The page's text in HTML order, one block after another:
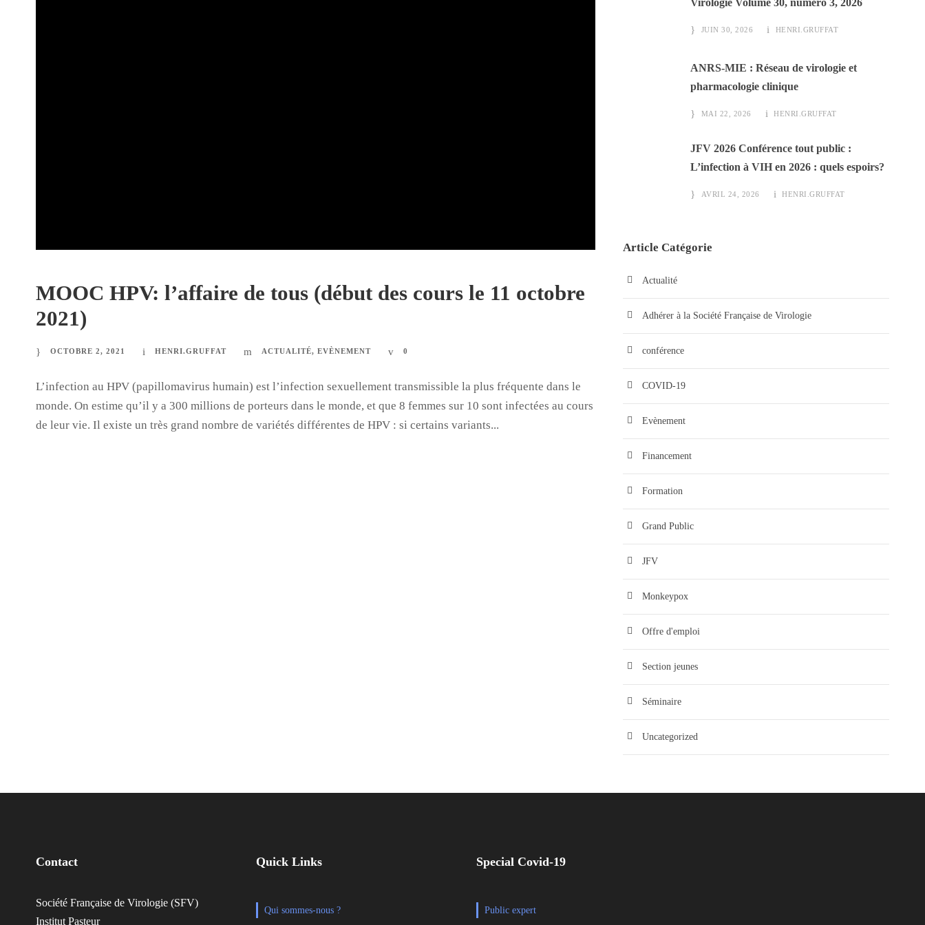
MOOC HPV: l’affaire de tous (début des cours le 11 octobre
2021)
OCTOBRE 2, 2021 HENRI.GRUFFAT ACTUALITÉ, EVÈNEMENT 0
L’infection au HPV (papillomavirus humain) est l’infection sexuellement transmissible la plus fréquente dans le
monde. On estime qu’il y a 300 millions de porteurs dans le monde, et que 8 femmes sur 10 sont infectées au cours
de leur vie. Il existe un très grand nombre de variétés différentes de HPV : si certains variants...
Virologie Volume 30, numéro 3, 2026
JUIN 30, 2026 HENRI.GRUFFAT
ANRS-MIE : Réseau de virologie et
pharmacologie clinique
MAI 22, 2026 HENRI.GRUFFAT
JFV 2026 Conférence tout public :
L’infection à VIH en 2026 : quels espoirs?
AVRIL 24, 2026 HENRI.GRUFFAT
Article Catégorie
Actualité
Adhérer à la Société Française de Virologie
conférence
COVID-19
Evènement
Financement
Formation
Grand Public
JFV
Monkeypox
Offre d'emploi
Section jeunes
Séminaire
Uncategorized
Contact
Société Française de Virologie (SFV)
Institut Pasteur
Quick Links
Qui sommes-nous ?
Special Covid-19
Public expert